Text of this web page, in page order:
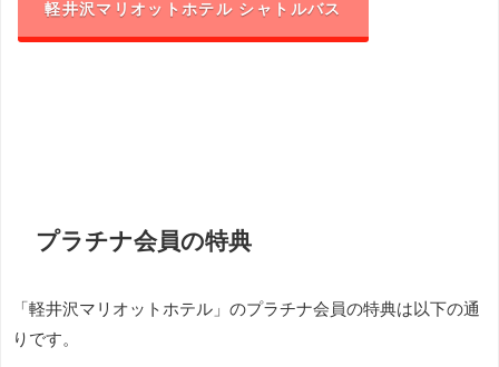
軽井沢マリオットホテル シャトルバス
プラチナ会員の特典
「軽井沢マリオットホテル」のプラチナ会員の特典は以下の通
りです。